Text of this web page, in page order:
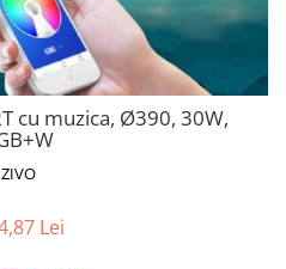
cu muzica, Ø390, 30W,
ZIVO
Lei